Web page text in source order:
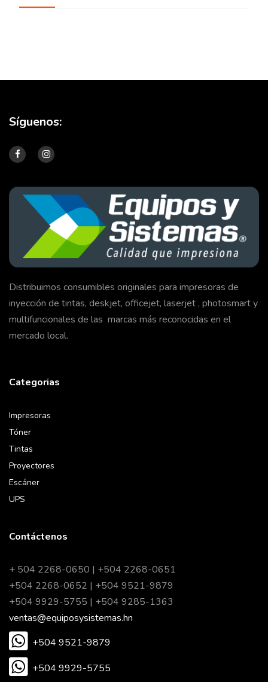
Distribuimos consumibles originales para impresoras de
inyección de tintas, deskjet, officejet, laserjet , photosmart y
multifuncionales de las marcas más reconocidas en el
mercado local.
Categorias
Impresoras
Tóner
Tintas
Proyectores
Escáner
UPS
Contáctenos
+ 504 2268-0650 | +504 2268-0651
+504 2268-0652 | +504 9521-9879
+504 9929-5755 | +504 9285-1363
ventas@equiposysistemas.hn
+504 9521-9879
+504 9929-5755
Síguenos: